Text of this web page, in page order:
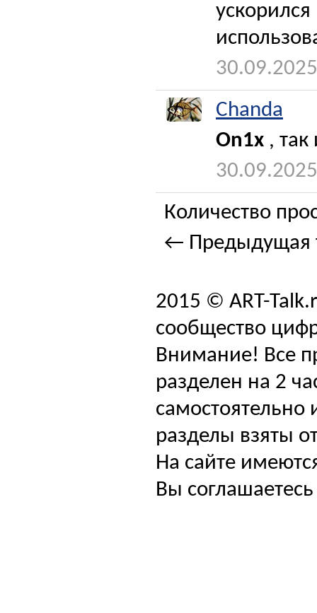
Chanda
On1x , так
Количество
← Предыдущая
2015 © ART-
сообщество
Внимание! Все
разделен на 2
самостоятельно
разделы взяты
На сайте
Вы